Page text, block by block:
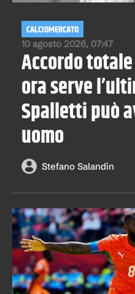
10 agosto 2026, 07:47
CALCIOMERCATO
Accordo
ora serve
Spalletti può
uomo
Stefano Salandin